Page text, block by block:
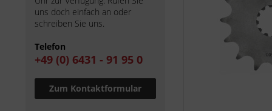
uns doch einfach an oder
schreiben Sie uns.
Telefon
+49 (0) 6431 - 91 95 0
Zum Kontaktformular